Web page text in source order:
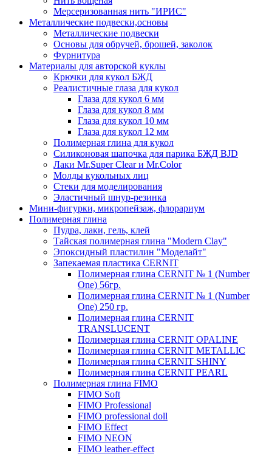
Мерсеризованная нить "ИРИС"
Металлические подвески,основы
Металлические подвески
Основы для обручей, брошей, заколок
Фурнитура
Материалы для авторской куклы
Крючки для кукол БЖД
Реалистичные глаза для кукол
Глаза для кукол 6 мм
Глаза для кукол 8 мм
Глаза для кукол 10 мм
Глаза для кукол 12 мм
Полимерная глина для кукол
Силиконовая шапочка для парика БЖД BJD
Лаки Mr.Super Clear и Mr.Color
Молды кукольных лиц
Стеки для моделирования
Эластичный шнур-резинка
Мини-фигурки, микропейзаж, флорариум
Полимерная глина
Пудра, лаки, гель, клей
Тайская полимерная глина "Modern Clay"
Эпоксидный пластилин "Моделайт"
Запекаемая пластика CERNIT
Полимерная глина CERNIT № 1 (Number
One) 56гр.
Полимерная глина CERNIT № 1 (Number
One) 250 гр.
Полимерная глина CERNIT
TRANSLUCENT
Полимерная глина CERNIT OPALINE
Полимерная глина CERNIT METALLIC
Полимерная глина CERNIT SHINY
Полимерная глина CERNIT PEARL
Полимерная глина FIMO
FIMO Soft
FIMO Professional
FIMO professional doll
FIMO Effect
FIMO NEON
FIMO leather-effect